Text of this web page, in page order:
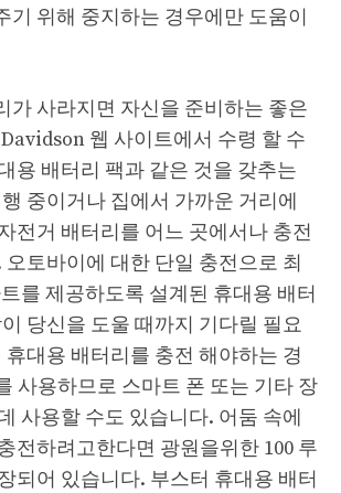
기 위해 중지하는 경우에만 도움이
가 사라지면 자신을 준비하는 좋은
웹 사이트에서 수령 할 수
용 배터리 팩과 같은 것을 갖추는
중이거나 집에서 가까운 거리에
전거 배터리를 어느 곳에서나 충전
토바이에 대한 단일 충전으로 최
를 제공하도록 설계된 휴대용 배터
당신을 도울 때까지 기다릴 필요
휴대용 배터리를 충전 해야하는 경
사용하므로 스마트 폰 또는 기타 장
사용할 수도 있습니다. 어둠 속에
전하려고한다면 광원을위한 100 루
되어 있습니다. 부스터 휴대용 배터